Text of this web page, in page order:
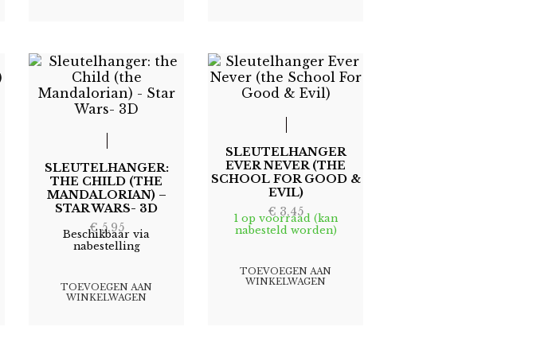
SLEUTELHANGER:
THE CHILD (THE
MANDALORIAN) –
STAR WARS- 3D
€5,95
Beschikbaar via
nabestelling
TOEVOEGEN AAN
WINKELWAGEN
SLEUTELHANGER
EVER NEVER (THE
SCHOOL FOR GOOD &
EVIL)
€ 3,45
1 op voorraad (kan
nabesteld worden)
TOEVOEGEN AAN
WINKELWAGEN